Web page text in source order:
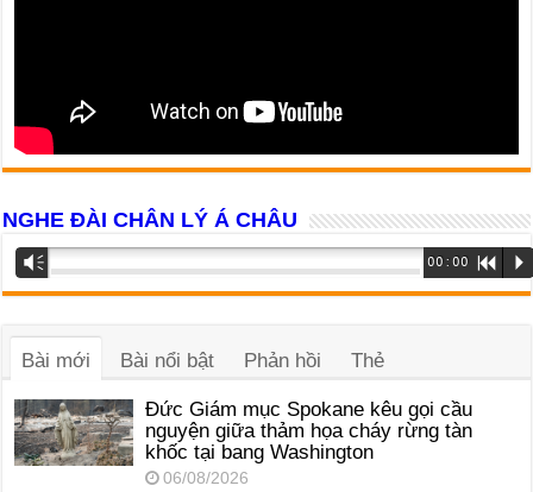
NGHE ĐÀI CHÂN LÝ Á CHÂU
Trình
phát
âm
Vm 00:00 R P
Bài mới Bài nổi bật Phản hồi Thẻ
Đức Giám mục Spokane kêu gọi cầu
nguyện giữa thảm họa cháy rừng tàn
khốc tại bang Washington
06/08/2026